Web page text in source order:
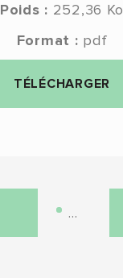
Poids : 252,36 Ko
Format : pdf
TÉLÉCHARGER
…